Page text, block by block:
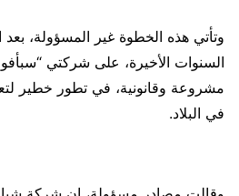
وتأتي هذه الخطوة غير المسؤولة، بعد
السنوات الأخيرة، على شركتي
مشروعة وقانونية، في تطور خطير
في البلاد.